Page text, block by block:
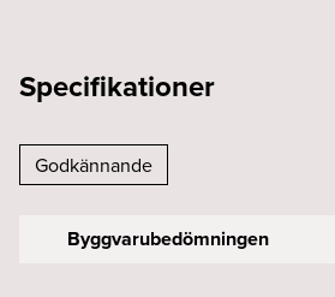
Specifikationer
Godkännande
Byggvarubedömningen